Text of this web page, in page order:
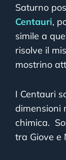
Saturno
Centauri,
simile a
risolve il
mostrino
I Centauri
dimensioni
chimica.
tra Giove e